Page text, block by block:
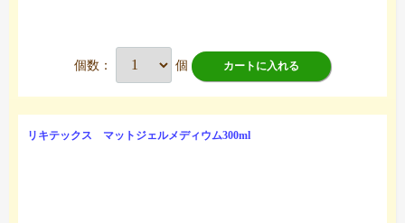
個数： 個 カートに入れる
リキテックス マットジェルメディウム300ml